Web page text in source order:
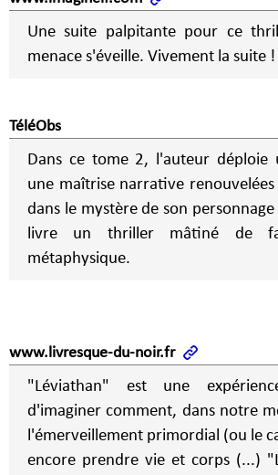
Une suite palpitante pour ce
menace s'éveille. Vivement la suite !
TéléObs
Dans ce tome 2, l'auteur déploie
une maîtrise narrative
dans le mystère de son
livre un thriller mâtiné de
métaphysique.
www.livresque-du-noir.fr
"Léviathan" est une
d'imaginer comment, dans notre
l'émerveillement primordial (ou le
encore prendre vie et corps (...) "Léviathan" n'a rien